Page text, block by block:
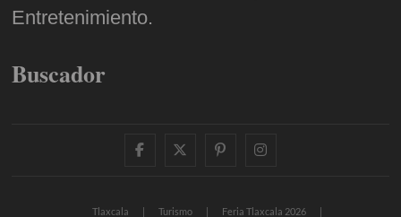
Entretenimiento.
Buscador
facebooktwitter
pinterestinstagram
Tlaxcala Turismo Feria Tlaxcala 2026